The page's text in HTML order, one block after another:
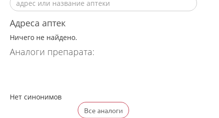
Адреса аптек
Ничего не найдено.
Аналоги препарата:
Нет синонимов
Все аналоги